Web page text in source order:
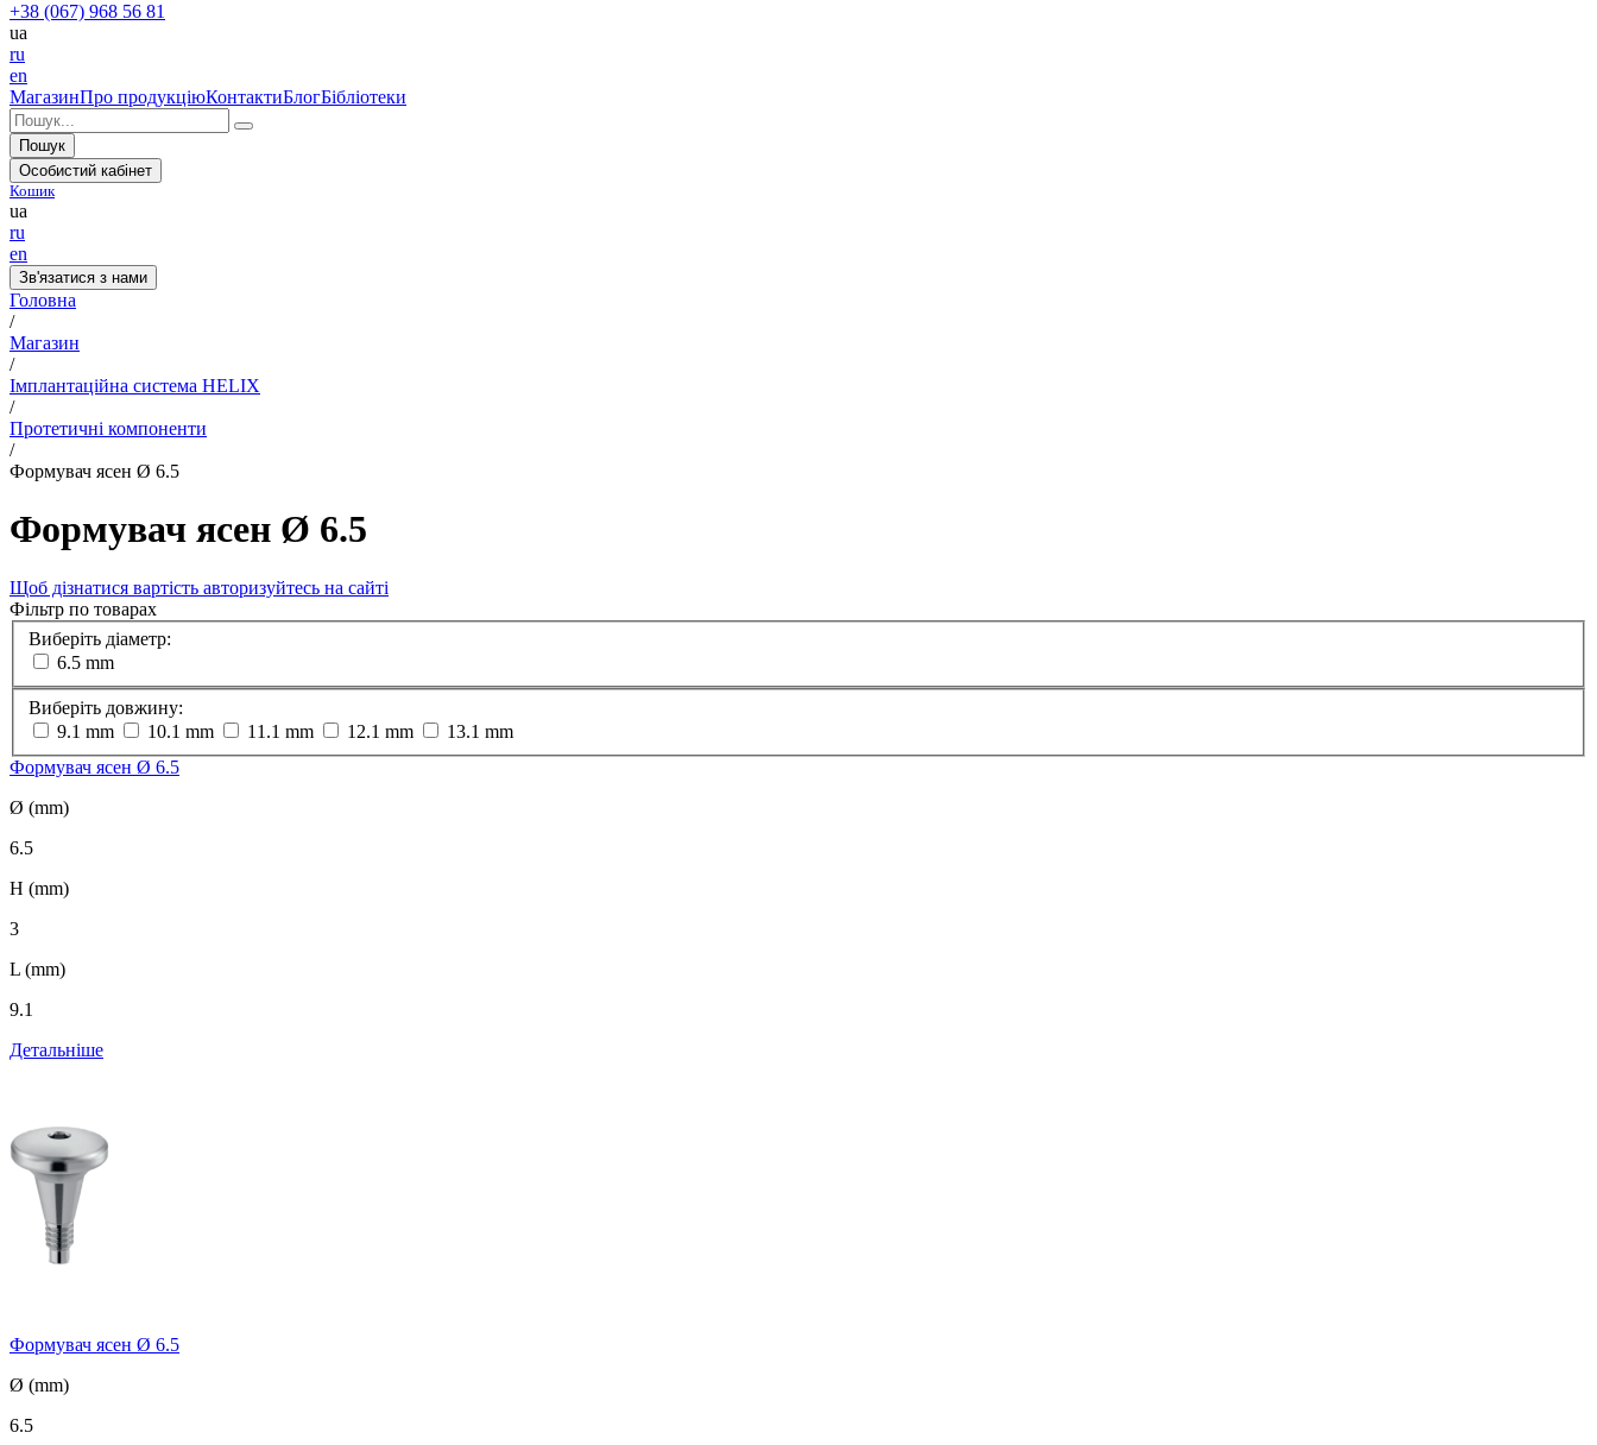
+38 (067) 968 56 81
ua
ru
en
МагазинПро продукціюКонтактиБлогБібліотеки
Пошук
Особистий кабінет
Кошик
ua
ru
en
Зв'язатися з нами
Головна
/
Магазин
/
Імплантаційна система HELIX
/
Протетичні компоненти
/
Формувач ясен Ø 6.5
Формувач ясен Ø 6.5
Щоб дізнатися вартість авторизуйтесь на сайті
Фільтр по товарах
Виберіть діаметр:
6.5 mm
Виберіть довжину:
9.1 mm
10.1 mm 11.1 mm 12.1 mm
13.1 mm
Формувач ясен Ø 6.5
Ø (mm)
6.5
H (mm)
3
L (mm)
9.1
Детальніше
Формувач ясен Ø 6.5
Ø (mm)
6.5